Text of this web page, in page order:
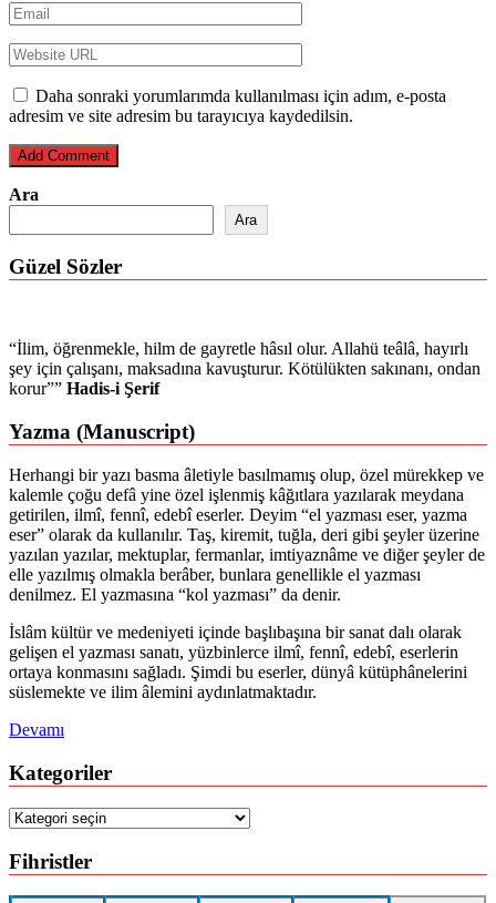
Daha sonraki yorumlarımda kullanılması için adım, e-posta
adresim ve site adresim bu tarayıcıya kaydedilsin.
Ara
Ara
Güzel Sözler
“İlim, öğrenmekle, hilm de gayretle hâsıl olur. Allahü teâlâ, hayırlı
şey için çalışanı, maksadına kavuşturur. Kötülükten sakınanı, ondan
korur”” Hadis-i Şerif
Yazma (Manuscript)
Herhangi bir yazı basma âletiyle basılmamış olup, özel mürekkep ve
kalemle çoğu defâ yine özel işlenmiş kâğıtlara yazılarak meydana
getirilen, ilmî, fennî, edebî eserler. Deyim “el yazması eser, yazma
eser” olarak da kullanılır. Taş, kiremit, tuğla, deri gibi şeyler üzerine
yazılan yazılar, mektuplar, fermanlar, imtiyaznâme ve diğer şeyler de
elle yazılmış olmakla berâber, bunlara genellikle el yazması
denilmez. El yazmasına “kol yazması” da denir.
İslâm kültür ve medeniyeti içinde başlıbaşına bir sanat dalı olarak
gelişen el yazması sanatı, yüzbinlerce ilmî, fennî, edebî, eserlerin
ortaya konmasını sağladı. Şimdi bu eserler, dünyâ kütüphânelerini
süslemekte ve ilim âlemini aydınlatmaktadır.
Devamı
Kategoriler
Kategoriler
Fihristler